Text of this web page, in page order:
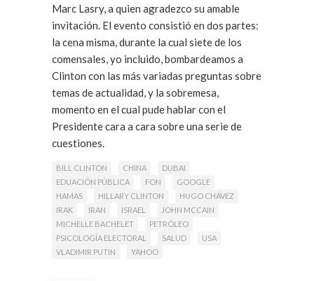
Marc Lasry, a quien agradezco su amable
invitación. El evento consistió en dos partes:
la cena misma, durante la cual siete de los
comensales, yo incluido, bombardeamos a
Clinton con las más variadas preguntas sobre
temas de actualidad, y la sobremesa,
momento en el cual pude hablar con el
Presidente cara a cara sobre una serie de
cuestiones.
A continuación os relato, en resumen, los
temas de los que hablamos durante nuestra
charla de 3 horas.
Leer Más
BILL CLINTON CHINA
DUBAI
EDUACIÓN PÚBLICA
FON
GOOGLE
HAMAS
HILLARY CLINTON
HUGO CHÁVEZ
IRAK
IRAN ISRAEL
JOHN MCCAIN
MICHELLE BACHELET
PETRÓLEO
PSICOLOGÍA ELECTORAL
SALUD
USA
VLADIMIR PUTIN
YAHOO